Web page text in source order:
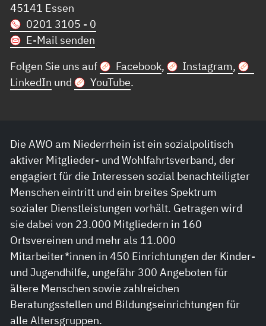
45141 Essen
0201 3105 - 0
E-Mail senden
Folgen Sie uns auf
Facebook, Instagram,
LinkedIn und YouTube.
Die AWO am Niederrhein ist ein sozialpolitisch
aktiver Mitglieder- und Wohlfahrtsverband, der
engagiert für die Interessen sozial benachteiligter
Menschen eintritt und ein breites Spektrum
sozialer Dienstleistungen vorhält. Getragen wird
sie dabei von 23.000 Mitgliedern in 160
Ortsvereinen und mehr als 11.000
Mitarbeiter*innen in 450 Einrichtungen der Kinder-
und Jugendhilfe, ungefähr 300 Angeboten für
ältere Menschen sowie zahlreichen
Beratungsstellen und Bildungseinrichtungen für
alle Altersgruppen.